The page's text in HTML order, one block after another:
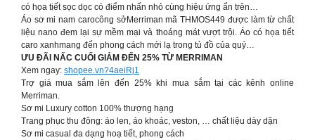
có họa tiết sọc dọc có điểm nhấn nhỏ cùng hiệu ứng ẩn trên…
Áo sơ mi nam carocông sởMerriman mã THMOS449 được làm từ chất
liệu nano đem lại sự mềm mại và thoáng mát vượt trội. Áo có họa tiết
caro xanhmang đến phong cách mới lạ trong tủ đồ của quý…
ƯU ĐÃI NẤC CUỐI GIẢM ĐẾN 25% TỪ MERRIMAN
Xem ngay: shopee.vn?4aeiRj1
Trợ giá mua sắm lên đến 25% khi mua sắm tại các kênh online
Merriman.
Sơ mi Luxury cotton 100% thượng hạng
Trang phục thu đông: áo len, áo khoác, veston, … chất liệu dày dặn
Sơ mi casual đa dạng hoạ tiết, phong cách